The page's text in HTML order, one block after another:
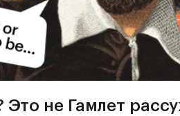
Это не Гамлет